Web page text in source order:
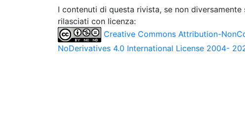
I contenuti di questa rivista, se non
rilasciati con licenza:
Creative Commons Attribution-
NoDerivatives 4.0 International License 2004-